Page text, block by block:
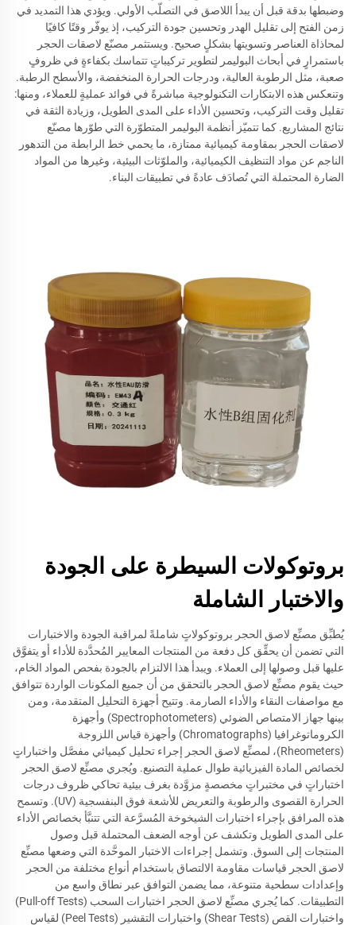
وضبطها بدقة قبل أن يبدأ اللاصق في التصلّب الأولي. ويؤدي هذا التمديد في
زمن الفتح إلى تقليل الهدر وتحسين جودة التركيب، إذ يوفّر وقتًا كافيًا
لمحاذاة العناصر وتسويتها بشكلٍ صحيح. ويستثمر مصنّع لاصقات الحجر
باستمرارٍ في أبحاث البوليمر لتطوير تركيباتٍ تتماسك بكفاءةٍ في ظروفٍ
صعبة، مثل الرطوبة العالية، ودرجات الحرارة المنخفضة، والأسطح الرطبة.
وتنعكس هذه الابتكارات التكنولوجية مباشرةً في فوائد عمليةٍ للعملاء، ومنها:
تقليل وقت التركيب، وتحسين الأداء على المدى الطويل، وزيادة الثقة في
نتائج المشاريع. كما تتميّز أنظمة البوليمر المتطوّرة التي طوّرها مصنّع
لاصقات الحجر بمقاومة كيميائية ممتازة، ما يحمي خط الرابطة من التدهور
الناجم عن مواد التنظيف الكيميائية، والملوّثات البيئية، وغيرها من المواد
الضارة المحتملة التي تُصادَف عادةً في تطبيقات البناء.
بروتوكولات السيطرة على الجودة
والاختبار الشاملة
يُطبِّق مصنِّع لاصق الحجر بروتوكولاتٍ شاملةً لمراقبة الجودة والاختبارات
التي تضمن أن يحقِّق كل دفعة من المنتجات المعايير المُحدَّدة للأداء أو يتفوَّق
عليها قبل وصولها إلى العملاء. ويبدأ هذا الالتزام بالجودة بفحص المواد الخام،
حيث يقوم مصنِّع لاصق الحجر بالتحقق من أن جميع المكونات الواردة تتوافق
مع مواصفات النقاء والأداء الصارمة. وتتيح أجهزة التحليل المتقدمة، ومن
بينها جهاز الامتصاص الضوئي (Spectrophotometers) وأجهزة
الكروماتوغرافيا (Chromatographs) وأجهزة قياس اللزوجة
(Rheometers)، لمصنِّع لاصق الحجر إجراء تحليل كيميائي مفصَّل واختباراتٍ
لخصائص المادة الفيزيائية طوال عملية التصنيع. ويُجري مصنِّع لاصق الحجر
اختباراتٍ في مختبراتٍ مخصصةٍ مزوَّدة بغرف بيئية تحاكي ظروف درجات
الحرارة القصوى والرطوبة والتعريض للأشعة فوق البنفسجية (UV). وتسمح
هذه المرافق بإجراء اختبارات الشيخوخة المُسرَّعة التي تتنبَّأ بخصائص الأداء
على المدى الطويل وتكشف عن أوجه الضعف المحتملة قبل وصول
المنتجات إلى السوق. وتشمل إجراءات الاختبار الموحَّدة التي وضعها مصنِّع
لاصق الحجر قياسات مقاومة الالتصاق باستخدام أنواع مختلفة من الحجر
وإعدادات سطحية متنوعة، مما يضمن التوافق عبر نطاق واسع من
التطبيقات. كما يُجري مصنِّع لاصق الحجر اختبارات السحب (Pull-off Tests)
واختبارات القص (Shear Tests) واختبارات التقشير (Peel Tests) لقياس